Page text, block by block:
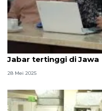
Survei: Tingkat
Jabar tertinggi di Jawa
28 Mei 2025